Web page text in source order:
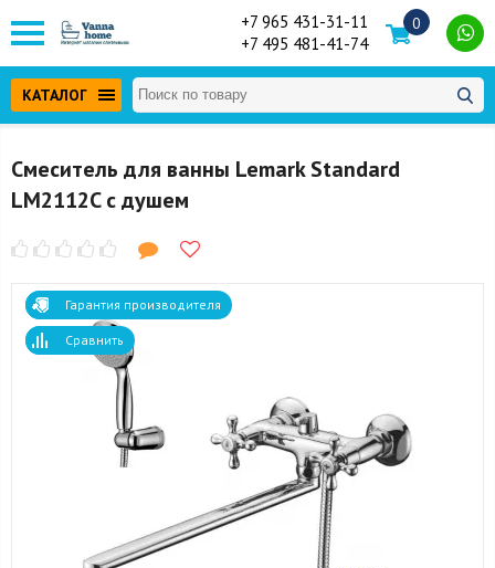
+7 965 431-31-11
+7 495 481-41-74
0
КАТАЛОГ
Смеситель для ванны Lemark Standard
LM2112C с душем
Гарантия производителя
Сравнить